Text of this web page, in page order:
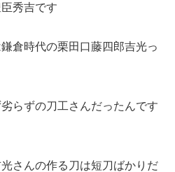
秀吉です
倉時代の栗田口藤四郎吉光っ
らずの刀工さんだったんです
さんの作る刀は短刀ばかりだ